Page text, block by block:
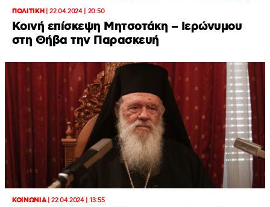
ΠΟΛΙΤΙΚΗ|22.04.2024 | 20:50
Κοινή επίσκεψη Μητσοτάκη – Ιερώνυμου
στη Θήβα την Παρασκευή
ΚΟΙΝΩΝΙΑ|22.04.2024 | 13:55